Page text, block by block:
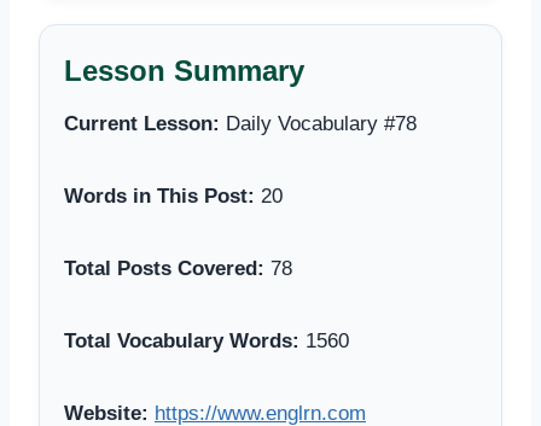
Lesson Summary
Current Lesson: Daily Vocabulary #78
Words in This Post: 20
Total Posts Covered: 78
Total Vocabulary Words: 1560
Website: https://www.englrn.com